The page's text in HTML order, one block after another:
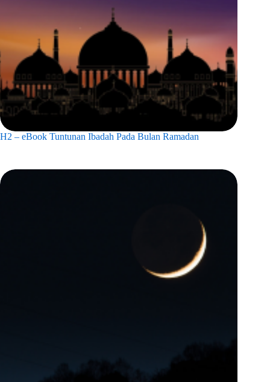
H2 – eBook Tuntunan Ibadah Pada Bulan Ramadan